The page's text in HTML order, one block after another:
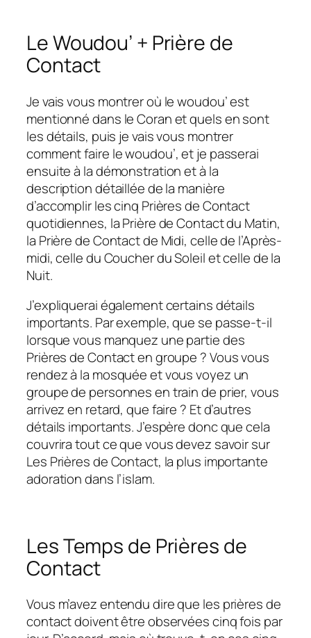
Le Woudou’ + Prière de
Contact
Je vais vous montrer où le woudou’ est
mentionné dans le Coran et quels en sont
les détails, puis je vais vous montrer
comment faire le woudou’, et je passerai
ensuite à la démonstration et à la
description détaillée de la manière
d’accomplir les cinq Prières de Contact
quotidiennes, la Prière de Contact du Matin,
la Prière de Contact de Midi, celle de l’Après-
midi, celle du Coucher du Soleil et celle de la
Nuit.
J’expliquerai également certains détails
importants. Par exemple, que se passe-t-il
lorsque vous manquez une partie des
Prières de Contact en groupe ? Vous vous
rendez à la mosquée et vous voyez un
groupe de personnes en train de prier, vous
arrivez en retard, que faire ? Et d’autres
détails importants. J’espère donc que cela
couvrira tout ce que vous devez savoir sur
Les Prières de Contact, la plus importante
adoration dans l’islam.
Les Temps de Prières de
Contact
Vous m’avez entendu dire que les prières de
contact doivent être observées cinq fois par